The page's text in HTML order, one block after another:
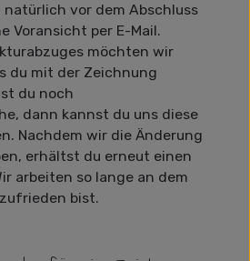
vor dem Abschluss
Voransicht per E-Mail.
möchten wir
du mit der Zeichnung
du noch
dann kannst du uns diese
Nachdem wir die Änderung
erhältst du erneut einen
arbeiten so lange an dem
bist.